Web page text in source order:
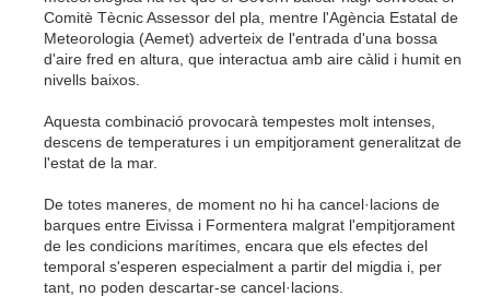
Comitè Tècnic Assessor del pla, mentre l'Agència Estatal de
Meteorologia (Aemet) adverteix de l'entrada d'una bossa
d'aire fred en altura, que interactua amb aire càlid i humit en
nivells baixos.
Aquesta combinació provocarà tempestes molt intenses,
descens de temperatures i un empitjorament generalitzat de
l'estat de la mar.
De totes maneres, de moment no hi ha cancel·lacions de
barques entre Eivissa i Formentera malgrat l'empitjorament
de les condicions marítimes, encara que els efectes del
temporal s'esperen especialment a partir del migdia i, per
tant, no poden descartar-se cancel·lacions.